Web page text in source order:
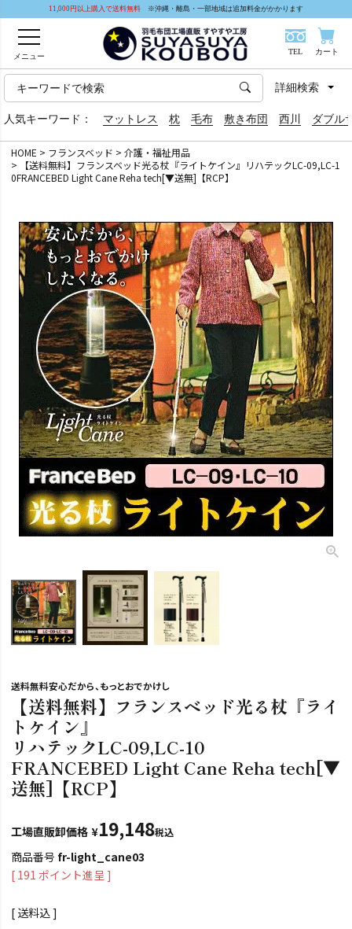
11,000円以上購入で送料無料 ※沖縄・離島・一部地域は追加料金がかかります
メニュー
TEL カート
人気キーワード： マットレス 枕 毛布 敷き布団 西川 ダブル
詳細検索
HOME フランスベッド
介護・福祉用品
【送料無料】フランスベッド光る杖『ライトケイン』リハテックLC-09,LC-1
0FRANCEBED Light Cane Reha tech[▼送無]【RCP】
送料無料安心だから、もっとおでかけし
【送料無料】フランスベッド光る杖『ライ
トケイン』
リハテックLC-09,LC-10
FRANCEBED Light Cane Reha tech[▼
送無]【RCP】
工場直販卸価格 ¥19,148税込
商品番号 fr-light_cane03
[ 191 ポイント進呈 ]
送料込